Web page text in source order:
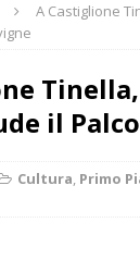
A Castiglione
il
Cultura, Primo